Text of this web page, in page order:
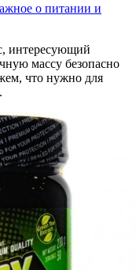
о питании и
интересующий
массу безопасно
что нужно для